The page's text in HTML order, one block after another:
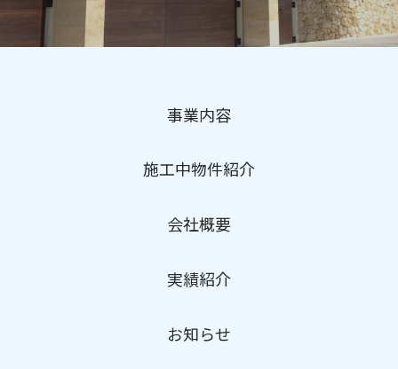
事業内容
施工中物件紹介
会社概要
実績紹介
お知らせ